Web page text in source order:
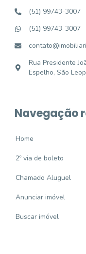
(51) 99743-3007
(51) 99743-3007
Rua Presidente
Espelho, São
Navegação
Home
2º via de boleto
Chamado Aluguel
Anunciar imóvel
Buscar imóvel